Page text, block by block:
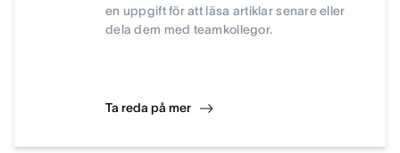
en uppgift för att läsa artiklar senare eller
dela dem med teamkollegor.
Ta reda på mer